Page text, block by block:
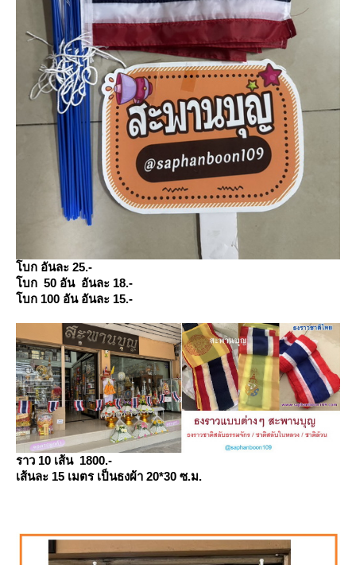
บก อันละ 25.-
บก 50 อัน อันละ 18.-
บก 100 อัน อันละ 15.-
ราว 10 เส้น 1800.-
เส้นละ 15 เมตร เป็นธงผ้า 20*30 ซ.ม.